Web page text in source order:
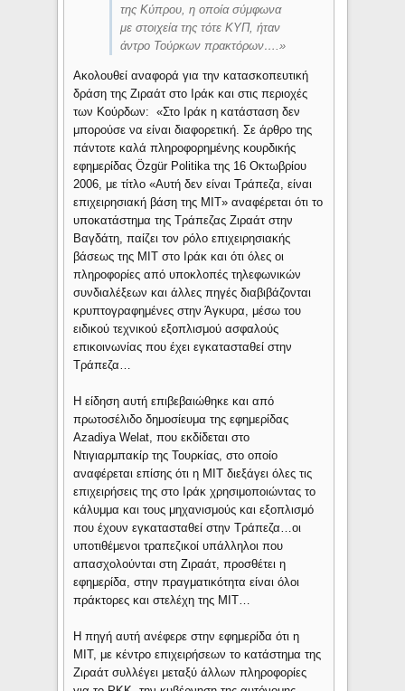
της Κύπρου, η οποία σύμφωνα
με στοιχεία της τότε ΚΥΠ, ήταν
άντρο Τούρκων πρακτόρων….»
Ακολουθεί αναφορά για την κατασκοπευτική
δράση της Ζιραάτ στο Ιράκ και στις περιοχές
των Κούρδων: «Στο Ιράκ η κατάσταση δεν
μπορούσε να είναι διαφορετική. Σε άρθρο της
πάντοτε καλά πληροφορημένης κουρδικής
εφημερίδας Özgür Politika της 16 Οκτωβρίου
2006, με τίτλο «Αυτή δεν είναι Τράπεζα, είναι
επιχειρησιακή βάση της ΜΙΤ» αναφέρεται ότι το
υποκατάστημα της Τράπεζας Ζιραάτ στην
Βαγδάτη, παίζει τον ρόλο επιχειρησιακής
βάσεως της ΜΙΤ στο Ιράκ και ότι όλες οι
πληροφορίες από υποκλοπές τηλεφωνικών
συνδιαλέξεων και άλλες πηγές διαβιβάζονται
κρυπτογραφημένες στην Άγκυρα, μέσω του
ειδικού τεχνικού εξοπλισμού ασφαλούς
επικοινωνίας που έχει εγκατασταθεί στην
Τράπεζα…
Η είδηση αυτή επιβεβαιώθηκε και από
πρωτοσέλιδο δημοσίευμα της εφημερίδας
Azadiya Welat, που εκδίδεται στο
Ντιγιαρμπακίρ της Τουρκίας, στο οποίο
αναφέρεται επίσης ότι η ΜΙΤ διεξάγει όλες τις
επιχειρήσεις της στο Ιράκ χρησιμοποιώντας το
κάλυμμα και τους μηχανισμούς και εξοπλισμό
που έχουν εγκατασταθεί στην Τράπεζα…οι
υποτιθέμενοι τραπεζικοί υπάλληλοι που
απασχολούνται στη Ζιραάτ, προσθέτει η
εφημερίδα, στην πραγματικότητα είναι όλοι
πράκτορες και στελέχη της ΜΙΤ…
Η πηγή αυτή ανέφερε στην εφημερίδα ότι η
ΜΙΤ, με κέντρο επιχειρήσεων το κατάστημα της
Ζιραάτ συλλέγει μεταξύ άλλων πληροφορίες